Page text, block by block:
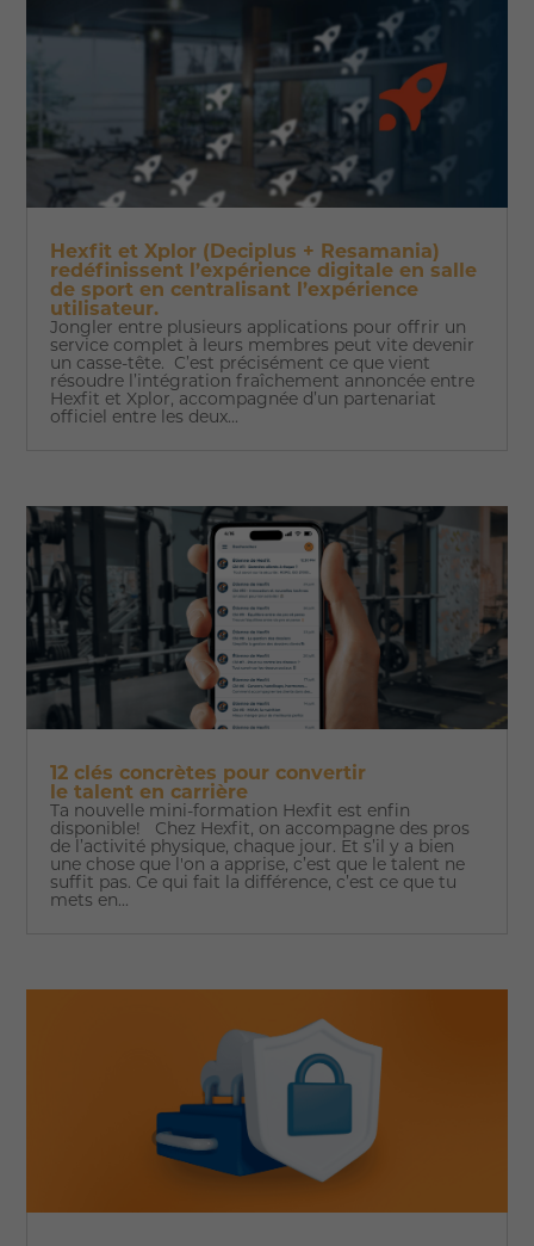
Hexfit et Xplor (Deciplus + Resamania)
redéfinissent l’expérience digitale en salle
de sport en centralisant l’expérience
utilisateur.
Jongler entre plusieurs applications pour offrir un
service complet à leurs membres peut vite devenir
un casse-tête. C’est précisément ce que vient
résoudre l’intégration fraîchement annoncée entre
Hexfit et Xplor, accompagnée d’un partenariat
officiel entre les deux...
12 clés concrètes pour convertir
le talent en carrière
Ta nouvelle mini-formation Hexfit est enfin
disponible! Chez Hexfit, on accompagne des pros
de l’activité physique, chaque jour. Et s’il y a bien
une chose que l'on a apprise, c’est que le talent ne
suffit pas. Ce qui fait la différence, c’est ce que tu
mets en...